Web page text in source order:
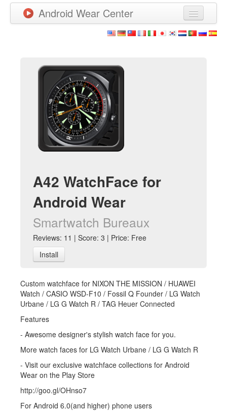
Android Wear Center
Games
New Releases
Watchfaces
A42 WatchFace for
Android Wear
Smartwatch Bureaux
Reviews: 11 | Score: 3 | Price: Free
Install
Custom watchface for NIXON THE MISSION / HUAWEI
Watch / CASIO WSD-F10 / Fossil Q Founder / LG Watch
Urbane / LG G Watch R / TAG Heuer Connected
Features
- Awesome designer's stylish watch face for you.
More watch faces for LG Watch Urbane / LG G Watch R
- Visit our exclusive watchface collections for Android
Wear on the Play Store
http://goo.gl/OHnso7
For Android 6.0(and higher) phone users